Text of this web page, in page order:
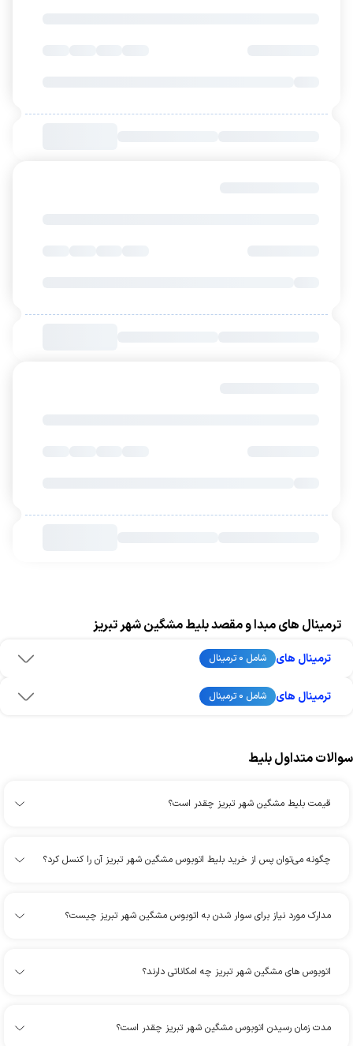
ترمینال های مبدا و مقصد بلیط مشگین شهر تبریز
ترمینال های شامل 0 ترمینال
ترمینال های شامل 0 ترمینال
سوالات متداول بلیط
قیمت بلیط مشگین شهر تبریز چقدر است؟
چگونه می‌توان پس از خرید بلیط اتوبوس مشگین شهر تبریز آن را کنسل کرد؟
مدارک مورد نیاز برای سوار شدن به اتوبوس مشگین شهر تبریز چیست؟
اتوبوس های مشگین شهر تبریز چه امکاناتی دارند؟
مدت زمان رسیدن اتوبوس مشگین شهر تبریز چقدر است؟